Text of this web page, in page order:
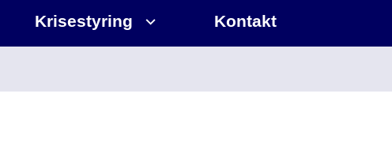
Krisestyring Kontakt